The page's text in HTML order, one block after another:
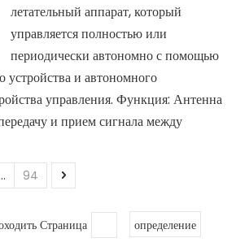
летательный аппарат, который
управляется полностью или
периодически автономно с помощью
устройства и автономного
управления. Функция: Антенна
и прием сигнала между
94
Страница определение